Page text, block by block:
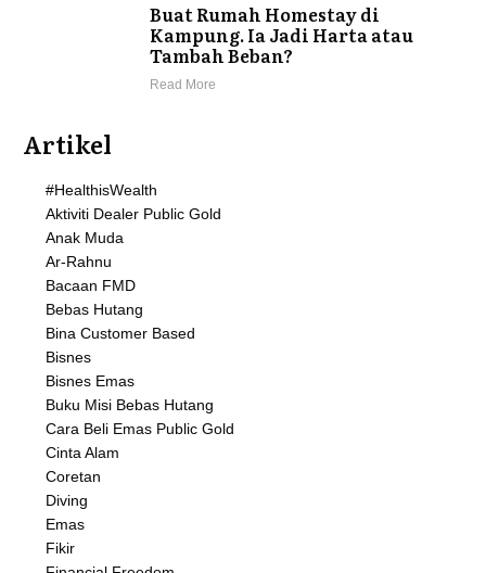
Buat Rumah Homestay di
Kampung. Ia Jadi Harta atau
Tambah Beban?
Read More
Artikel
#HealthisWealth
Aktiviti Dealer Public Gold
Anak Muda
Ar-Rahnu
Bacaan FMD
Bebas Hutang
Bina Customer Based
Bisnes
Bisnes Emas
Buku Misi Bebas Hutang
Cara Beli Emas Public Gold
Cinta Alam
Coretan
Diving
Emas
Fikir